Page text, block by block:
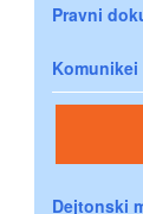
Pravni
Komunikei
Dejtonski